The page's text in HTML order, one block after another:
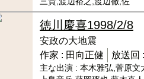
徳川慶喜1998/2/8
安政の大地震
作家 : 田向正健 放送回 :
主な出演 : 本木雅弘,菅原文